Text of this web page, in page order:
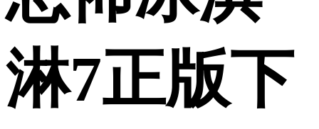
淋7正版下